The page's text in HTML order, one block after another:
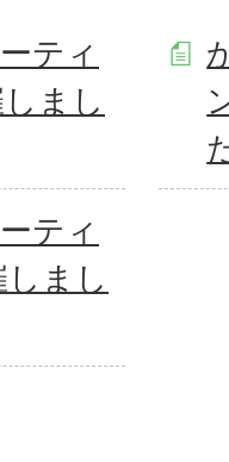
ティ
まし
ティ
まし